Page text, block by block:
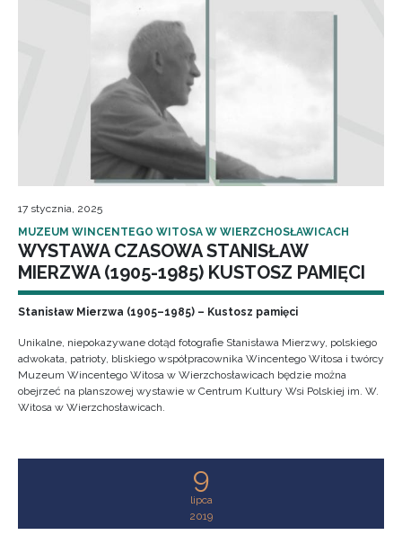
17 stycznia, 2025
MUZEUM WINCENTEGO WITOSA W WIERZCHOSŁAWICACH
WYSTAWA CZASOWA STANISŁAW
MIERZWA (1905-1985) KUSTOSZ PAMIĘCI
Stanisław Mierzwa (1905–1985) – Kustosz pamięci
Unikalne, niepokazywane dotąd fotografie Stanisława Mierzwy, polskiego
adwokata, patrioty, bliskiego współpracownika Wincentego Witosa i twórcy
Muzeum Wincentego Witosa w Wierzchosławicach będzie można
obejrzeć na planszowej wystawie w Centrum Kultury Wsi Polskiej im. W.
Witosa w Wierzchosławicach.
9
lipca
2019